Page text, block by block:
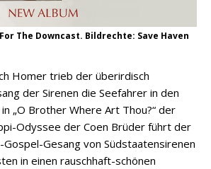
The Downcast. Bildrechte: Save Haven
Homer trieb der überirdisch
der Sirenen die Seefahrer in den
in „O Brother Where Art Thou?“ der
Odyssee der Coen Brüder führt der
Gesang von Südstaatensirenen
in einen rauschhaft-schönen